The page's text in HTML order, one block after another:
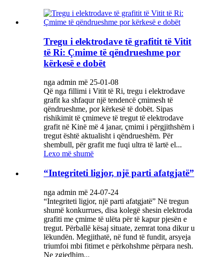
Tregu i elektrodave të grafitit të Vitit
të Ri: Çmime të qëndrueshme por
kërkesë e dobët
nga admin më 25-01-08
Që nga fillimi i Vitit të Ri, tregu i elektrodave
grafit ka shfaqur një tendencë çmimesh të
qëndrueshme, por kërkesë të dobët. Sipas
rishikimit të çmimeve të tregut të elektrodave
grafit në Kinë më 4 janar, çmimi i përgjithshëm i
tregut është aktualisht i qëndrueshëm. Për
shembull, për grafit me fuqi ultra të lartë el...
Lexo më shumë
“Integriteti ligjor, një parti afatgjatë”
nga admin më 24-07-24
“Integriteti ligjor, një parti afatgjatë” Në tregun
shumë konkurrues, disa kolegë shesin elektroda
grafiti me çmime të ulëta për të kapur pjesën e
tregut. Përballë kësaj situate, zemrat tona dikur u
lëkundën. Megjithatë, në fund të fundit, arsyeja
triumfoi mbi fitimet e përkohshme përpara nesh.
Ne zgjedhim...